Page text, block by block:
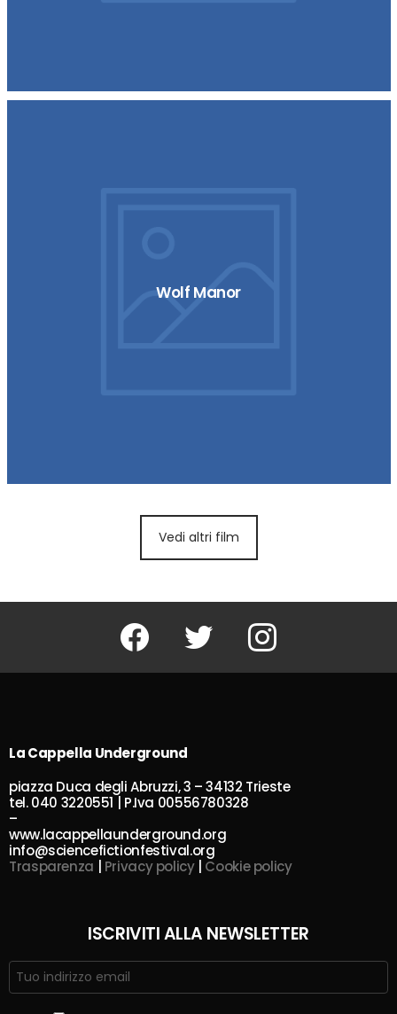
Wolf Manor
Vedi altri film
Facebook Twitter Instagram
La Cappella Underground
piazza Duca degli Abruzzi, 3 – 34132 Trieste
tel. 040 3220551 | P.Iva 00556780328
–
www.lacappellaunderground.org
info@sciencefictionfestival.org
Trasparenza | Privacy policy| Cookie policy
ISCRIVITI ALLA NEWSLETTER